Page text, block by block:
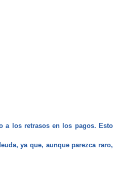
a los retrasos en los pagos. Esto
ya que, aunque parezca raro,